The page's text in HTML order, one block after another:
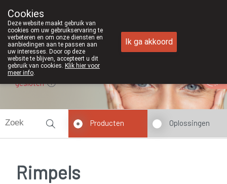
089/382429
gesloten
Producten Oplossingen
Rimpels
Cookies
Deze website maakt gebruik van
cookies om uw gebruikservaring te
verbeteren en om onze diensten en
aanbiedingen aan te passen aan
uw interesses. Door op deze
website te blijven, accepteert u dit
gebruik van cookies. Klik hier voor
meer info.
Ik ga akkoord